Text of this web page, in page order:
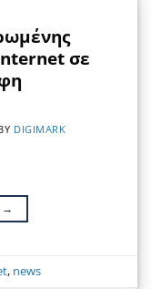
σε
DIGIMARK
→
, news